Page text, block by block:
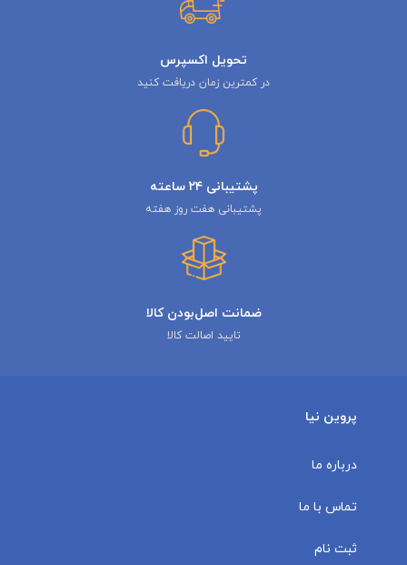
تحویل اکسپرس
در کمترین زمان دریافت کنید
پشتیبانی ۲۴ ساعته
پشتیبانی هفت روز هفته
ضمانت اصل‌بودن کالا
تایید اصالت کالا
پروین نیا
درباره ما
تماس با ما
ثبت نام